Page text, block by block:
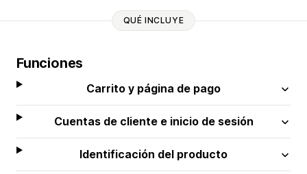
QUÉ INCLUYE
Funciones
Carrito y página de pago
Cuentas de cliente e inicio de sesión
Identificación del producto